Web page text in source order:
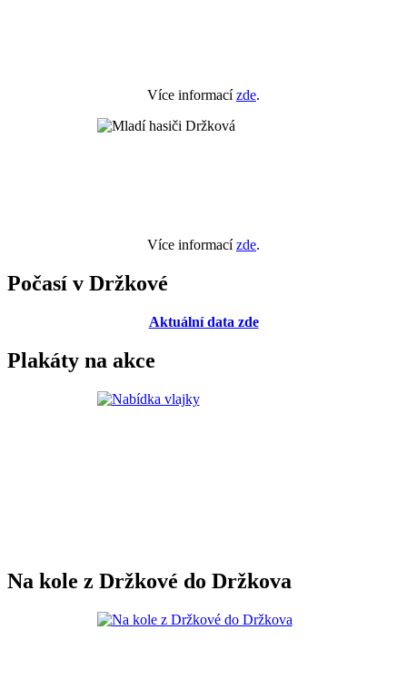
Více informacízde.
Více informacízde.
Počasí v Držkové
Aktuální data zde
Plakáty na akce
Na kole z Držkové do Držkova